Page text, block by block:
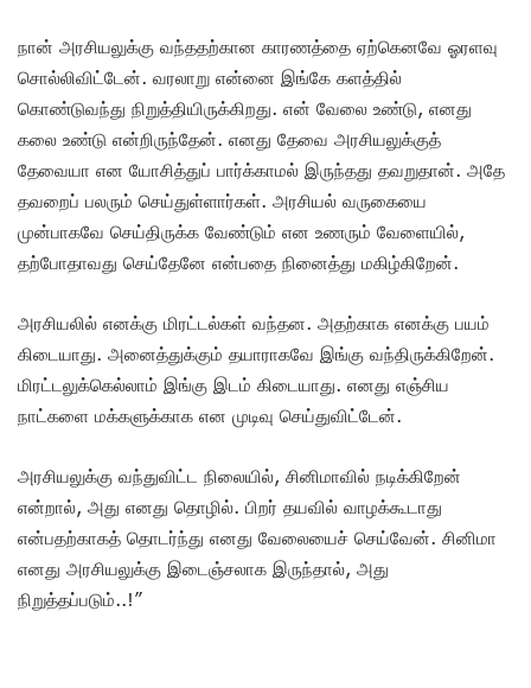
நான் அரசியலுக்கு வந்ததற்கான காரணத்தை ஏற்கெனவே ஓரளவு
சொல்லிவிட்டேன். வரலாறு என்னை இங்கே களத்தில்
கொண்டுவந்து நிறுத்தியிருக்கிறது. என் வேலை உண்டு, எனது
கலை உண்டு என்றிருந்தேன். எனது தேவை அரசியலுக்குத்
தேவையா என யோசித்துப் பார்க்காமல் இருந்தது தவறுதான். அதே
தவறைப் பலரும் செய்துள்ளார்கள். அரசியல் வருகையை
முன்பாகவே செய்திருக்க வேண்டும் என உணரும் வேளையில்,
தற்போதாவது செய்தேனே என்பதை நினைத்து மகிழ்கிறேன்.
அரசியலில் எனக்கு மிரட்டல்கள் வந்தன. அதற்காக எனக்கு பயம்
கிடையாது. அனைத்துக்கும் தயாராகவே இங்கு வந்திருக்கிறேன்.
மிரட்டலுக்கெல்லாம் இங்கு இடம் கிடையாது. எனது எஞ்சிய
நாட்களை மக்களுக்காக என முடிவு செய்துவிட்டேன்.
அரசியலுக்கு வந்துவிட்ட நிலையில், சினிமாவில் நடிக்கிறேன்
என்றால், அது எனது தொழில். பிறர் தயவில் வாழக்கூடாது
என்பதற்காகத் தொடர்ந்து எனது வேலையைச் செய்வேன். சினிமா
எனது அரசியலுக்கு இடைஞ்சலாக இருந்தால், அது
நிறுத்தப்படும்..!”